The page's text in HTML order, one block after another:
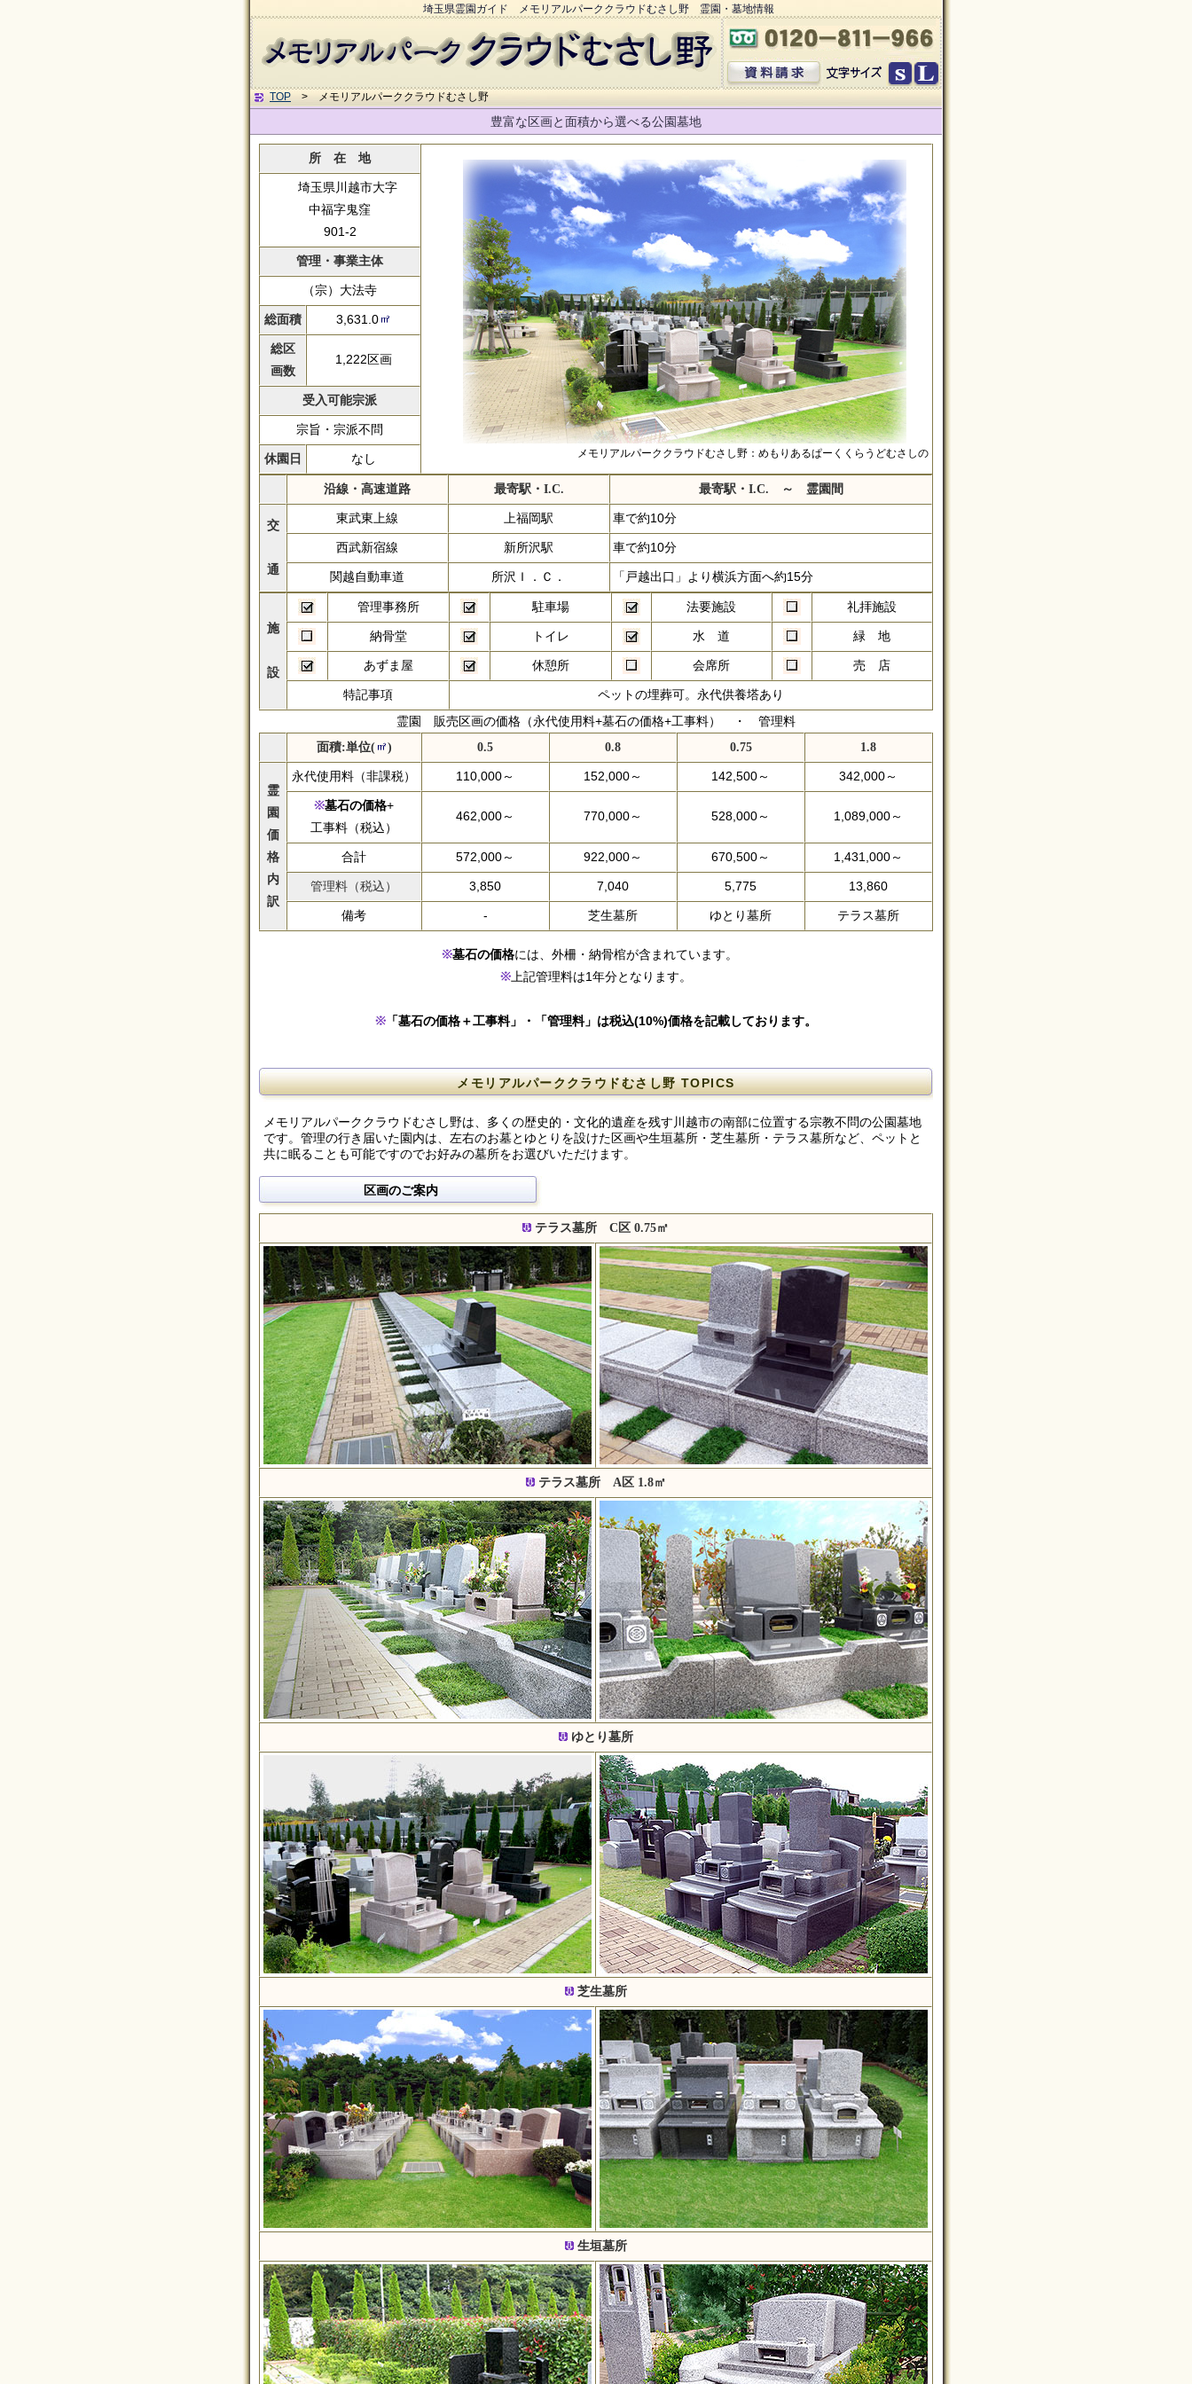
埼玉県霊園ガイド メモリアルパーククラウドむさし野 霊園・墓地情報
TOP > メモリアルパーククラウドむさし野
豊富な区画と面積から選べる公園墓地
所 在 地
メモリアルパーククラウドむさし野：めもりあるぱーくくらうどむさしの
埼玉県川越市大字
中福字鬼窪
901-2
管理・事業主体
（宗）大法寺
総面積 3,631.0
総区
画数
1,222区画
受入可能宗派
宗旨・宗派不問
休園日 なし
沿線・高速道路 最寄駅・I.C. 最寄駅・I.C. ～ 霊園間
交
通
東武東上線 上福岡駅 車で約10分
西武新宿線 新所沢駅 車で約10分
関越自動車道 所沢Ｉ．Ｃ． 「戸越出口」より横浜方面へ約15分
施
設
管理事務所 駐車場 法要施設 礼拝施設
納骨堂 トイレ 水 道 緑 地
あずま屋 休憩所 会席所 売 店
特記事項
ペットの埋葬可。永代供養塔あり
霊園 販売区画の価格（永代使用料+墓石の価格+工事料） ・ 管理料
面積:単位(
) 0.5 0.8 0.75 1.8
霊
園
価
格
内
訳
永代使用料（非課税） 110,000～ 152,000～ 142,500～ 342,000～
墓石の価格+
工事料（税込）
462,000～ 770,000～ 528,000～ 1,089,000～
合計 572,000～ 922,000～ 670,500～ 1,431,000～
管理料（税込） 3,850 7,040 5,775 13,860
備考 - 芝生墓所 ゆとり墓所 テラス墓所
墓石の価格には、外柵・納骨棺が含まれています。
上記管理料は1年分となります。
「墓石の価格＋工事料」・「管理料」は税込(10%)価格を記載しております。
メモリアルパーククラウドむさし野 TOPICS
メモリアルパーククラウドむさし野は、多くの歴史的・文化的遺産を残す川越市の南部に位置する宗教不問の公園墓地
です。管理の行き届いた園内は、左右のお墓とゆとりを設けた区画や生垣墓所・芝生墓所・テラス墓所など、ペットと
共に眠ることも可能ですのでお好みの墓所をお選びいただけます。
区画のご案内
テラス墓所 C区 0.75㎡
テラス墓所 A区 1.8㎡
ゆとり墓所
芝生墓所
生垣墓所